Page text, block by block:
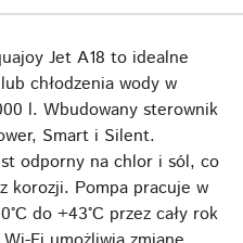
Jet A18 to idealne
chłodzenia wody w
l. Wbudowany sterownik
Smart i Silent.
odporny na chlor i sól, co
korozji. Pompa pracuje w
do +43°C przez cały rok